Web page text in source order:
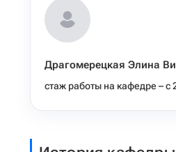
Драгомерецкая Элина
стаж работы на кафедре – с